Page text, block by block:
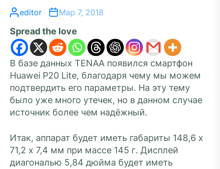
editor Мар 7, 2018
Spread the love
В базе данных TENAA появился смартфон
Huawei P20 Lite, благодаря чему мы можем
подтвердить его параметры. На эту тему
было уже много утечек, но в данном случае
источник более чем надёжный.
Итак, аппарат будет иметь габариты 148,6 х
71,2 х 7,4 мм при массе 145 г. Дисплей
диагональю 5,84 дюйма будет иметь